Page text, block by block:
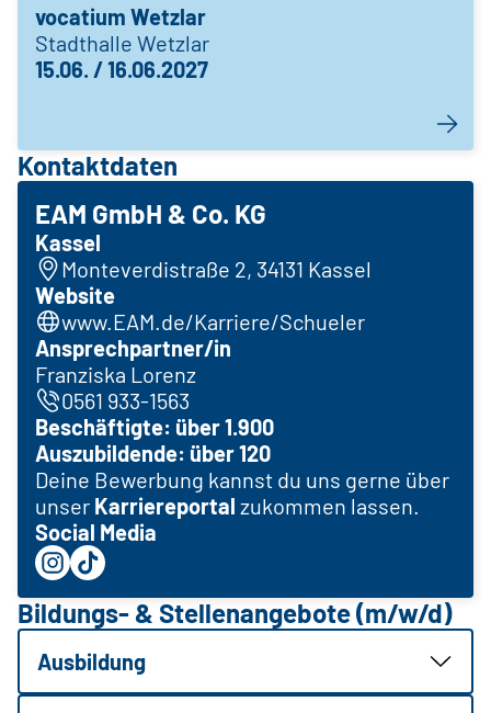
vocatium Wetzlar
Stadthalle Wetzlar
15.06. / 16.06.2027
Kontaktdaten
EAM GmbH & Co. KG
Kassel
Monteverdistraße 2, 34131 Kassel
Website
www.EAM.de/Karriere/Schueler
Ansprechpartner/in
Franziska Lorenz
0561 933-1563
Beschäftigte: über 1.900
Auszubildende: über 120
Deine Bewerbung kannst du uns gerne über
unser Karriereportal zukommen lassen.
Social Media
Bildungs- & Stellenangebote (m/w/d)
Ausbildung